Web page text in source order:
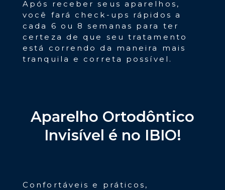
Após receber seus aparelhos,
você fará check-ups rápidos a
cada 6 ou 8 semanas para ter
certeza de que seu tratamento
está correndo da maneira mais
tranquila e correta possível.
Aparelho Ortodôntico
Invisível é no IBIO!
Confortáveis e práticos,